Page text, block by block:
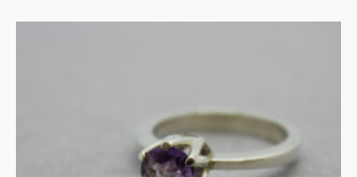
Amethist in zilveren
zetting